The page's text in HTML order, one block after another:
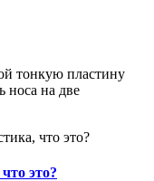
тонкую пластину
носа на две
это?